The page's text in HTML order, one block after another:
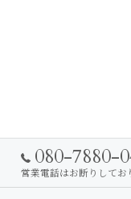
080-7880-
営業電話はお断りしてお